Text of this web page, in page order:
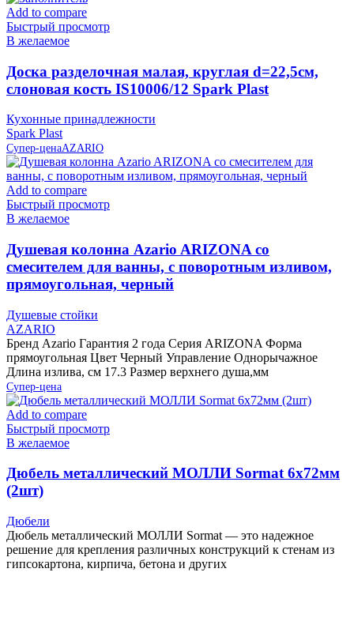
Add to compare
Быстрый просмотр
В желаемое
Доска разделочная малая, круглая d=22,5см,
слоновая кость IS10006/12 Spark Plast
Кухонные принадлежности
Spark Plast
Супер-ценаAZARIO
Add to compare
Быстрый просмотр
В желаемое
Душевая колонна Azario ARIZONA со
смесителем для ванны, с поворотным изливом,
прямоугольная, черный
Душевые стойки
AZARIO
Бренд Azario Гарантия 2 года Серия ARIZONA Форма
прямоугольная Цвет Черный Управление Однорычажное
Длина излива, см 17.3 Размер верхнего душа,мм
Супер-цена
Add to compare
Быстрый просмотр
В желаемое
Дюбель металлический МОЛЛИ Sormat 6х72мм
(2шт)
Дюбели
Дюбель металлический МОЛЛИ Sormat — это надежное
решение для крепления различных конструкций к стенам из
гипсокартона, кирпича, бетона и других